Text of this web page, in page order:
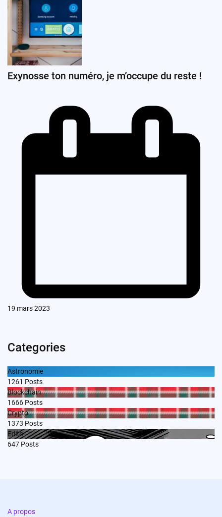
Exynosse ton numéro, je m’occupe du reste !
19 mars 2023
Categories
Astronomie
1261 Posts
Blockchain
1666 Posts
Crypto
1373 Posts
Edito
647 Posts
A propos